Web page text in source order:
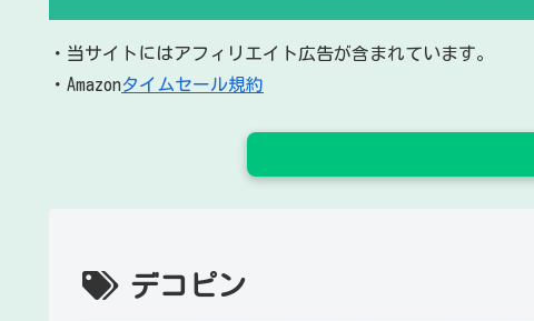
・当サイトにはアフィリエイト広告が含まれています。
・Amazonタイムセール規約
デコピン